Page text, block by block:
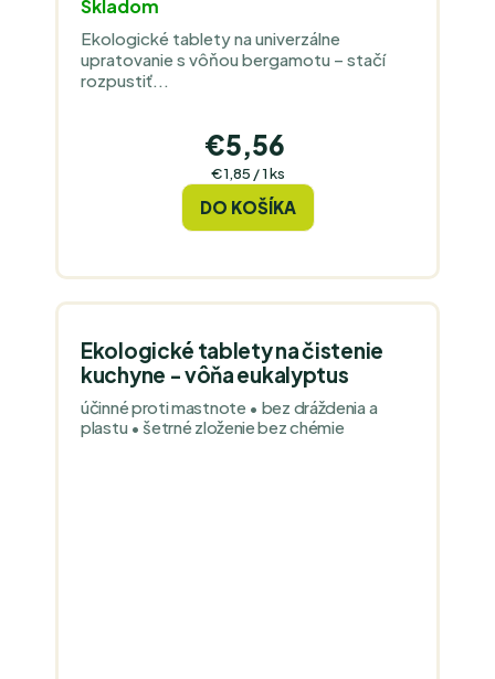
Skladom
Ekologické tablety na univerzálne
upratovanie s vôňou bergamotu – stačí
rozpustiť...
€5,56
Jednotková
€1,85 / 1 ks
DO KOŠÍKA
Ekologické tablety na čistenie
kuchyne - vôňa eukalyptus
účinné proti mastnote • bez dráždenia a
plastu • šetrné zloženie bez chémie